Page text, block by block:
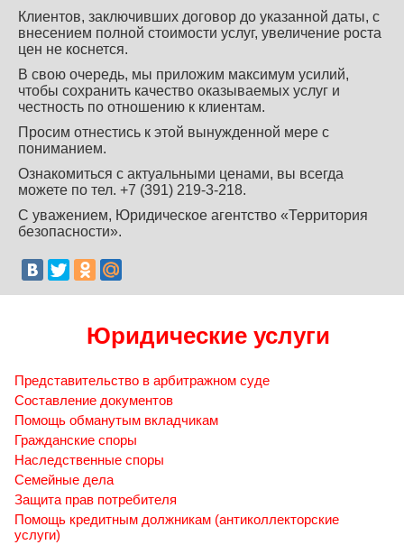
Клиентов, заключивших договор до указанной даты, с
внесением полной стоимости услуг, увеличение роста
цен не коснется.
В свою очередь, мы приложим максимум усилий,
чтобы сохранить качество оказываемых услуг и
честность по отношению к клиентам.
Просим отнестись к этой вынужденной мере с
пониманием.
Ознакомиться с актуальными ценами, вы всегда
можете по тел. +7 (391) 219-3-218.
С уважением, Юридическое агентство «Территория
безопасности».
Юридические услуги
Представительство в арбитражном суде
Составление документов
Помощь обманутым вкладчикам
Гражданские споры
Наследственные споры
Семейные дела
Защита прав потребителя
Помощь кредитным должникам (антиколлекторские
услуги)